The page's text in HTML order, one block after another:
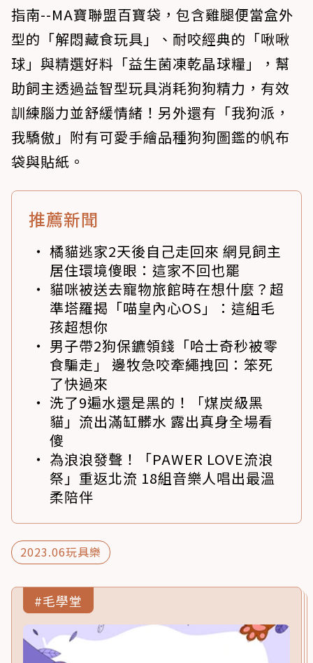
指南--MA寶聯盟百寶袋，包含雞腿便當盒外
型的「解悶藏食玩具」、耐咬經典的「啾啾
球」與精選好料「益生菌凍乾晶球糧」，幫
助飼主透過益智型玩具消耗狗狗精力，有效
訓練腦力並舒緩情緒！另外還有「我狗派，
我驕傲」附有可愛手繪品種狗狗圖鑑的帆布
袋與貼紙。
推薦新聞
橘貓逃家2天後自己走回來 網見飼主
居住環境傻眼：這家不回也罷
貓咪被送去寵物旅館時在想什麼？超
準塔羅揭「喵皇內心OS」：這組毛
孩超想你
男子帶2狗保鑣領錢「哈士奇秒被零
食騙走」 邊牧急咬牽繩拽回：笨死
了快過來
洗了9遍水還是黑的！「煤炭級黑
貓」流出滿缸髒水 露出真身全場看
傻
為浪浪發聲！「PAWER LOVE流浪
祭」重返北流 18組音樂人唱出最溫
柔陪伴
2023.06玩具樂
#毛學堂